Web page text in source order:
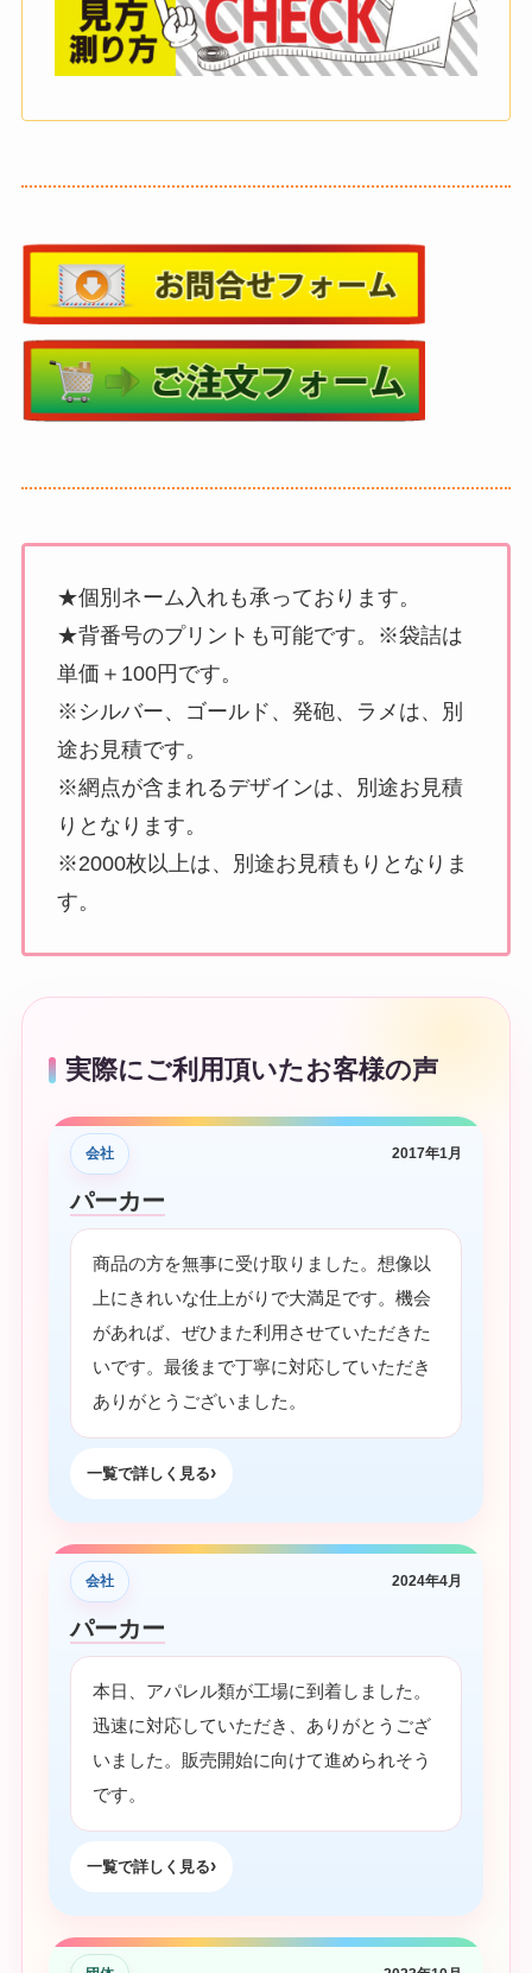
★個別ネーム入れも承っております。
★背番号のプリントも可能です。※袋詰は
単価＋100円です。
※シルバー、ゴールド、発砲、ラメは、別
途お見積です。
※網点が含まれるデザインは、別途お見積
りとなります。
※2000枚以上は、別途お見積もりとなりま
す。
実際にご利用頂いたお客様の声
会社 2017年1月
パーカー
商品の方を無事に受け取りました。想像以
上にきれいな仕上がりで大満足です。機会
があれば、ぜひまた利用させていただきた
いです。最後まで丁寧に対応していただき
ありがとうございました。
一覧で詳しく見る
会社 2024年4月
パーカー
本日、アパレル類が工場に到着しました。
迅速に対応していただき、ありがとうござ
いました。販売開始に向けて進められそう
です。
一覧で詳しく見る